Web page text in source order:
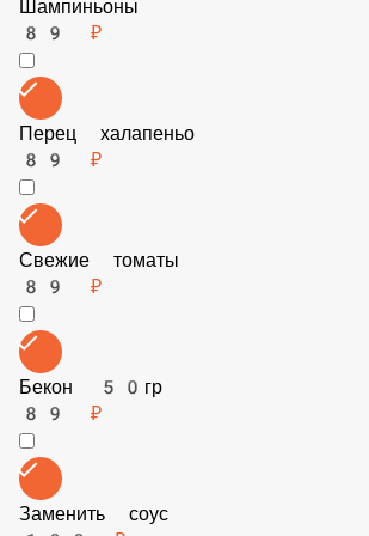
Сладкий перец
89 ₽
Перец халапеньо
89 ₽
Свежие томаты
89 ₽